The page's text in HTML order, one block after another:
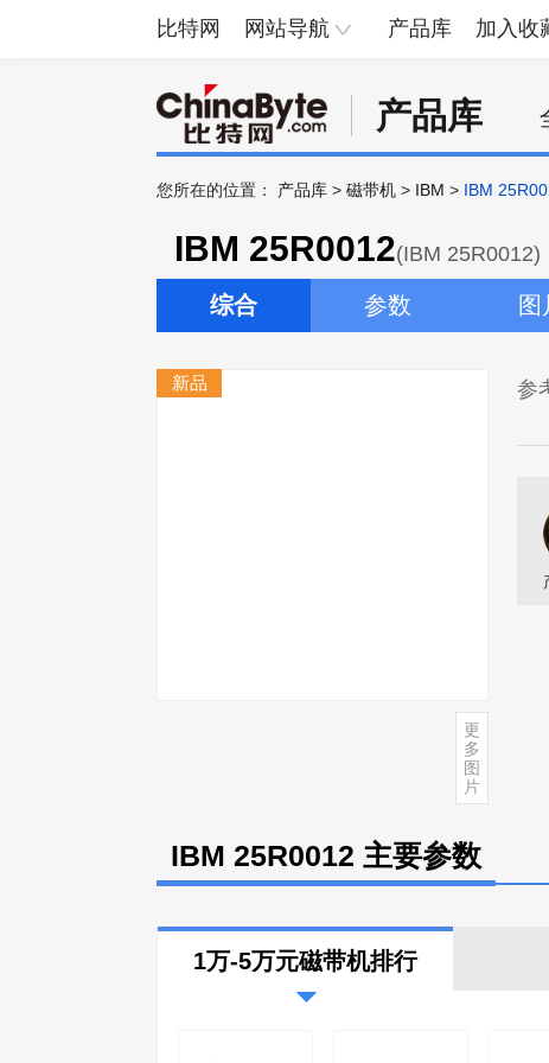
比特网 网站导航 产品库 加入收
产品库
您所在的位置： 产品库 > 磁带机 > IBM > IBM
IBM 25R0012(IBM 25R0012)
综合 参数 图
新品
更
多
图
片
参
IBM 25R0012 主要参数
1万-5万元磁带机排行